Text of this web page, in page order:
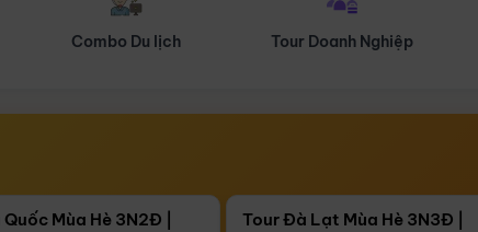
Tour Doanh Nghiệp Du lịch Hành Hương
09:46:55Mùa Hè 3N2Đ |
Còn03 ngày 09:46:55
Tour Đà Lạt Mùa Hè 3N3Đ |